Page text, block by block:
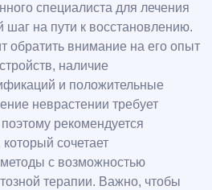
специалиста для лечения
на пути к восстановлению.
обратить внимание на его опыт
наличие
и положительные
неврастении требует
рекомендуется
сочетает
с возможностью
терапии. Важно, чтобы